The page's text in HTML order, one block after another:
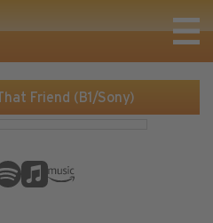
Friend (B1/Sony)